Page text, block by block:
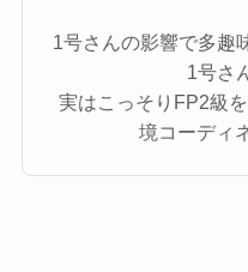
1号さんの影響で多趣
1号さ
実はこっそりFP2級
境コーディ